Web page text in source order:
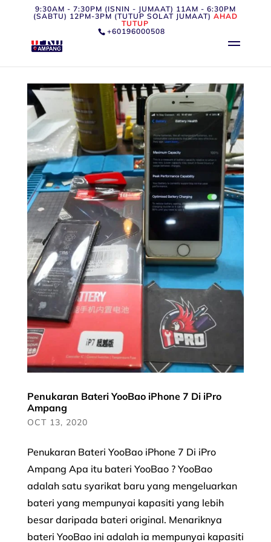
9:30AM - 7:30PM (ISNIN - JUMAAT) 11AM - 6:30PM
(SABTU) 12PM-3PM (TUTUP SOLAT JUMAAT) AHAD
TUTUP
+60196000508
Penukaran Bateri YooBao iPhone 7 Di iPro
Ampang
OCT 13, 2020
Penukaran Bateri YooBao iPhone 7 Di iPro
Ampang Apa itu bateri YooBao ? YooBao
adalah satu syarikat baru yang mengeluarkan
bateri yang mempunyai kapasiti yang lebih
besar daripada bateri original. Menariknya
bateri YooBao ini adalah ia mempunyai kapasiti